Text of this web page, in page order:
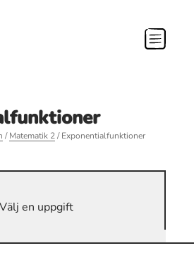
/Matematik 2/ Exponentialfunktioner
Välj en uppgift